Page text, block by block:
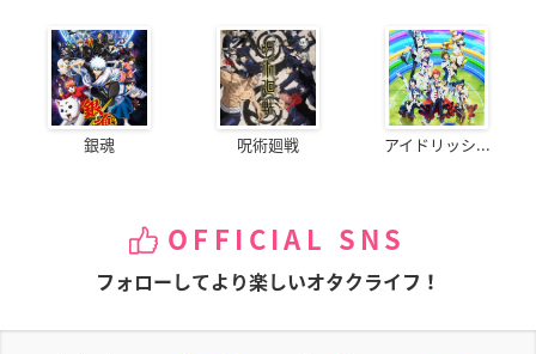
銀魂 呪術廻戦 アイドリッシ...
OFFICIAL SNS
フォローしてより楽しいオタクライフ！